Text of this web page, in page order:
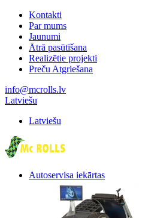
Kontakti
Par mums
Jaunumi
Ātrā pasūtīšana
Realizētie projekti
Preču Atgriešana
info@mcrolls.lv
Latviešu
Latviešu
Autoservisa iekārtas